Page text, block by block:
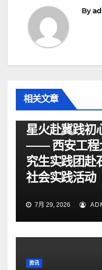
By
相关文章
星火赴冀践初
—— 西安工程
究生实践团赴
社会实践活动
7月 29, 2026
资讯